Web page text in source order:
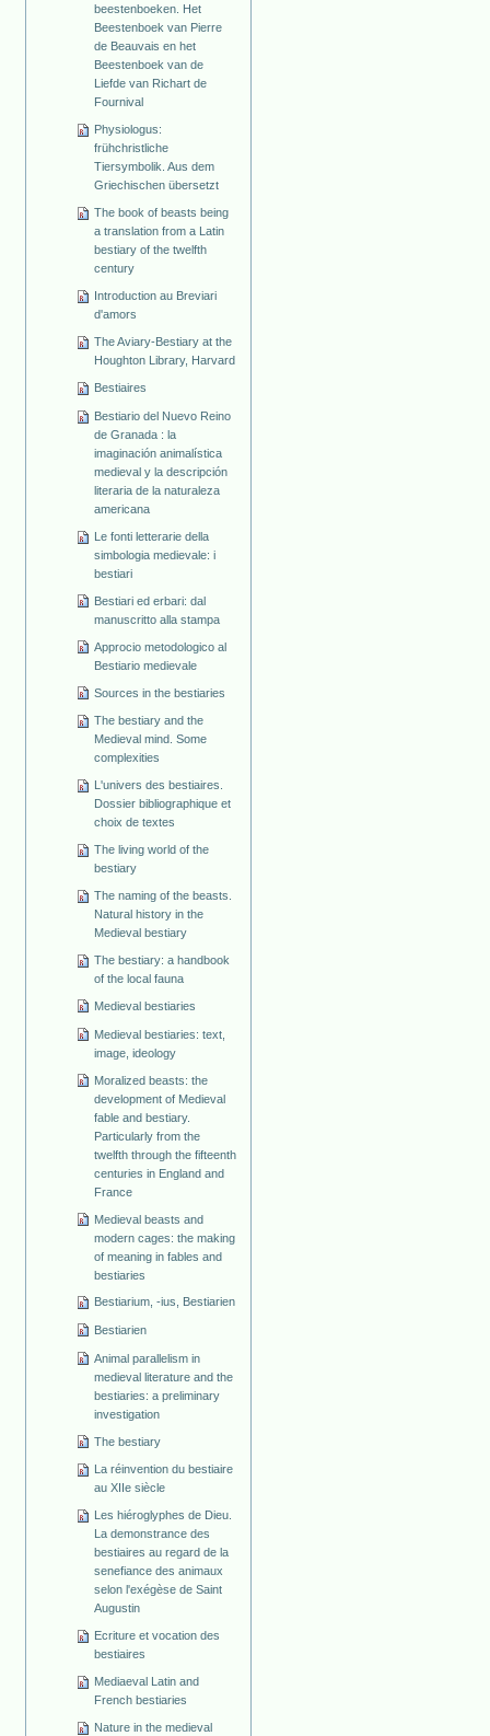
beestenboeken. Het
Beestenboek van Pierre
de Beauvais en het
Beestenboek van de
Liefde van Richart de
Fournival
Physiologus:
frühchristliche
Tiersymbolik. Aus dem
Griechischen übersetzt
The book of beasts being
a translation from a Latin
bestiary of the twelfth
century
Introduction au Breviari
d'amors
The Aviary-Bestiary at the
Houghton Library, Harvard
Bestiaires
Bestiario del Nuevo Reino
de Granada : la
imaginación animalística
medieval y la descripción
literaria de la naturaleza
americana
Le fonti letterarie della
simbologia medievale: i
bestiari
Bestiari ed erbari: dal
manuscritto alla stampa
Approcio metodologico al
Bestiario medievale
Sources in the bestiaries
The bestiary and the
Medieval mind. Some
complexities
L'univers des bestiaires.
Dossier bibliographique et
choix de textes
The living world of the
bestiary
The naming of the beasts.
Natural history in the
Medieval bestiary
The bestiary: a handbook
of the local fauna
Medieval bestiaries
Medieval bestiaries: text,
image, ideology
Moralized beasts: the
development of Medieval
fable and bestiary.
Particularly from the
twelfth through the fifteenth
centuries in England and
France
Medieval beasts and
modern cages: the making
of meaning in fables and
bestiaries
Bestiarium, -ius, Bestiarien
Bestiarien
Animal parallelism in
medieval literature and the
bestiaries: a preliminary
investigation
The bestiary
La réinvention du bestiaire
au XIIe siècle
Les hiéroglyphes de Dieu.
La demonstrance des
bestiaires au regard de la
senefiance des animaux
selon l'exégèse de Saint
Augustin
Ecriture et vocation des
bestiaires
Mediaeval Latin and
French bestiaries
Nature in the medieval